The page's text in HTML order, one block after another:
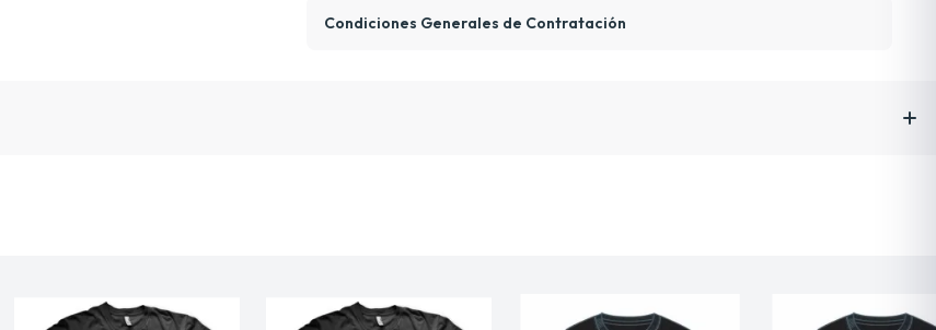
Condiciones Generales de Contratación